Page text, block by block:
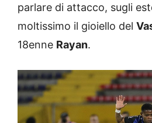
parlare di attacco, sugli
moltissimo il gioiello del
18enne Rayan.